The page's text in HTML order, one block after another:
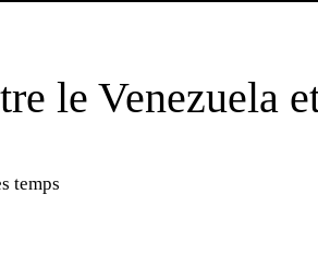
le Venezuela
temps